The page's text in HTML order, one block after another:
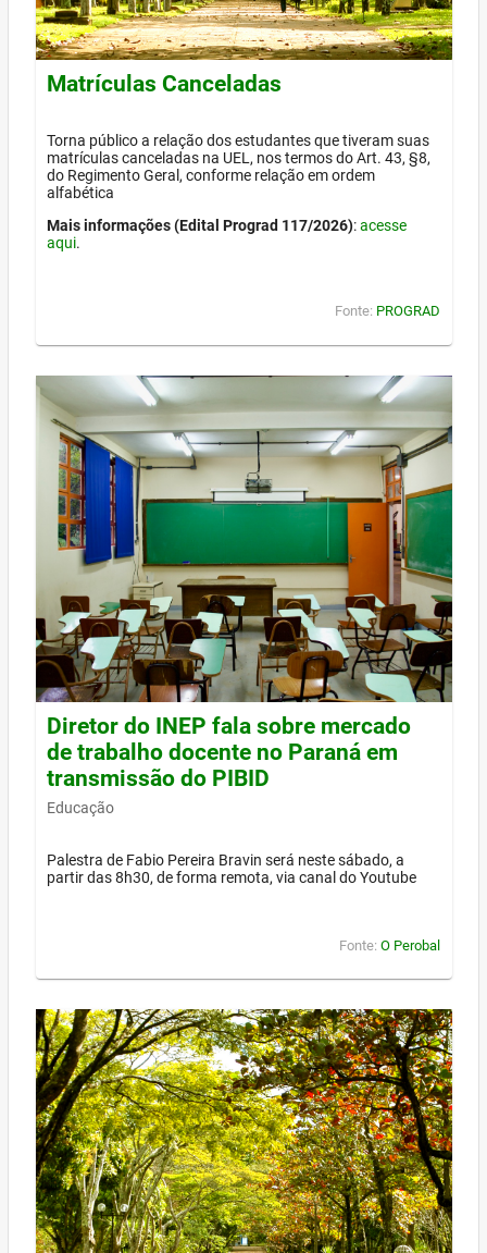
Matrículas Canceladas
Torna público a relação dos estudantes que tiveram suas
matrículas canceladas na UEL, nos termos do Art. 43, §8,
do Regimento Geral, conforme relação em ordem
alfabética
Mais informações (Edital Prograd 117/2026):acesse
aqui.
Fonte: PROGRAD
Diretor do INEP fala sobre mercado
de trabalho docente no Paraná em
transmissão do PIBID
Educação
Palestra de Fabio Pereira Bravin será neste sábado, a
partir das 8h30, de forma remota, via canal do Youtube
Fonte: O Perobal